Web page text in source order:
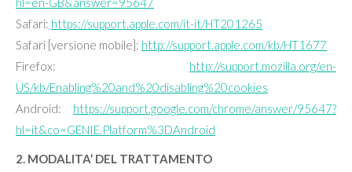
Safari: https://support.apple.com/it-it/HT201265
Safari [versione mobile]: http://support.apple.com/kb/HT1677
Firefox: http://support.mozilla.org/en-
US/kb/Enabling%20and%20disabling%20cookies
Android: https://support.google.com/chrome/answer/95647?
hl=it&co=GENIE.Platform%3DAndroid
2. MODALITA’ DEL TRATTAMENTO